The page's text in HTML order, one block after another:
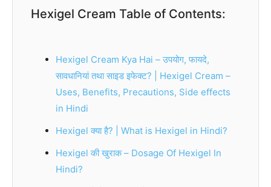
Hexigel Cream Table of Contents:
Hexigel Cream Kya Hai – उपयोग, फायदे,
सावधानियां तथा साइड इफेक्ट? | Hexigel Cream –
Uses, Benefits, Precautions, Side effects
in Hindi
Hexigel क्या है? | What is Hexigel in Hindi?
Hexigel की खुराक – Dosage Of Hexigel In
Hindi?